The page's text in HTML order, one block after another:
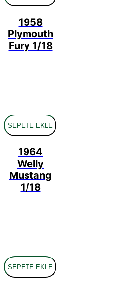
1958
Plymouth
Fury 1/18
SEPETE EKLE
1964
Welly
Mustang
1/18
SEPETE EKLE